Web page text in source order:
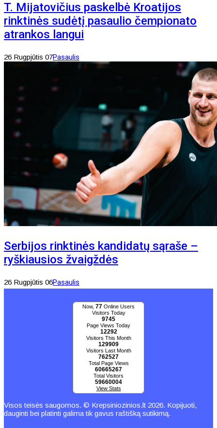
T. Mijatovičius paskelbė Kroatijos
rinktinės sudėtį pasaulio čempionato
atrankos langui
26 Rugpjūtis 07Pasaulis
Serbijos rinktinės kandidatų sąraše –
ryškiausios žvaigždės
26 Rugpjūtis 06Pasaulis
Now, 77 Online Users
Visitors Today
9745
Page Views Today
12292
Visitors This Month
129909
Visitors Last Month
762527
Total Page Views
60665267
Total Visitors
59660004
View Stats
Visos teisės saugomos. © Krepsiniozinios.lt 2026. Kopijuoti,
dauginti bei platinti galima tik gavus raštišką sutikimą.